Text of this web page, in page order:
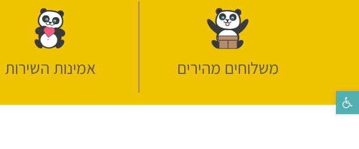
פתח סרגל נגישות
משלוחים מהירים אמינות השירות